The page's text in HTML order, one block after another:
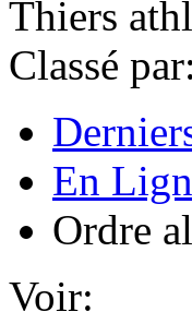
Thiers
Classé par:
En
Ordre
Voir: